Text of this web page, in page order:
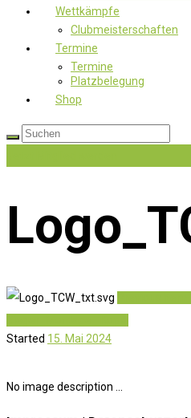
Wettkämpfe
Clubmeisterschaften
Termine
Termine
Platzbelegung
Shop
Started 15. Mai 2024
No image description ...